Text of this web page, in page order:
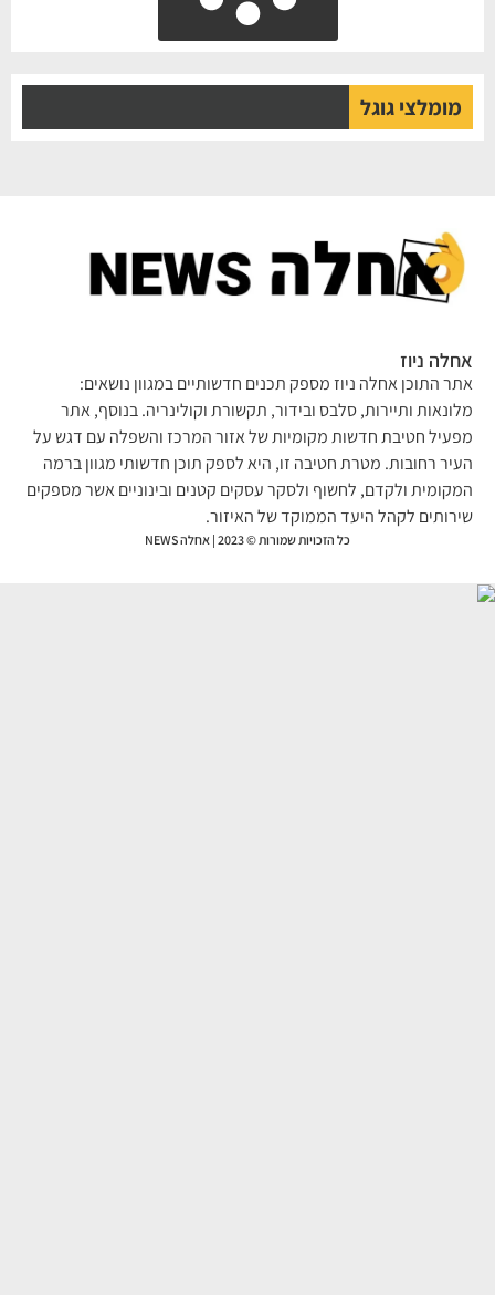
מומלצי גוגל
ניוז
התוכן אחלה ניוז מספק תכנים חדשותיים במגוון נושאים:
ותיירות, סלבס ובידור, תקשורת וקולינריה. בנוסף, אתר
חטיבת חדשות מקומיות של אזור המרכז והשפלה עם דגש על
רחובות. מטרת חטיבה זו, היא לספק תוכן חדשותי מגוון ברמה
ולקדם, לחשוף ולסקר עסקים קטנים ובינוניים אשר מספקים
לקהל היעד הממוקד של האיזור.
כל הזכויות שמורות © 2023 | אחלה NEWS